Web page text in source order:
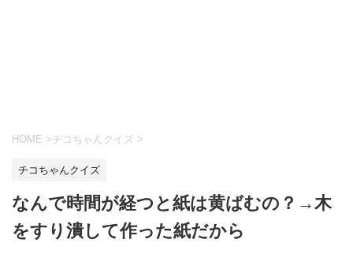
HOME >チコちゃんクイズ >
チコちゃんクイズ
なんで時間が経つと紙は黄ばむの？→木
をすり潰して作った紙だから